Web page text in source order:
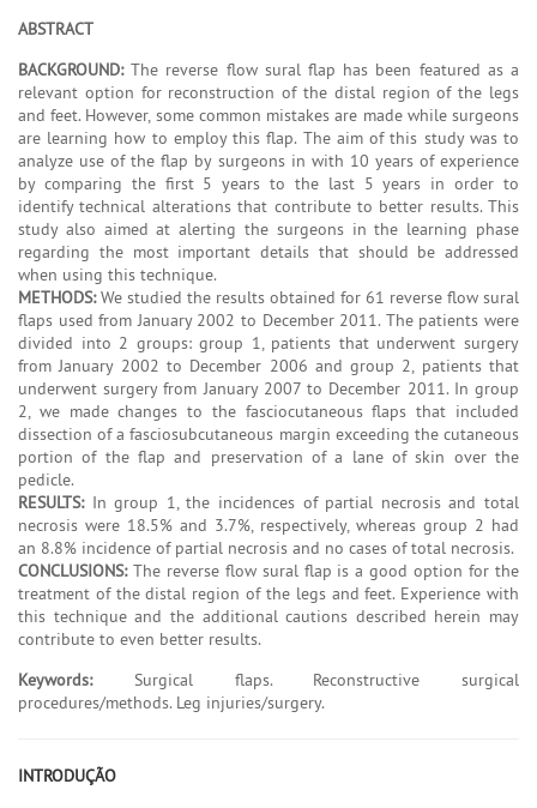
ABSTRACT
BACKGROUND:The reverse flow sural flap has been featured as a
relevant option for reconstruction of the distal region of the legs
and feet. However, some common mistakes are made while surgeons
are learning how to employ this flap. The aim of this study was to
analyze use of the flap by surgeons in with 10 years of experience
by comparing the first 5 years to the last 5 years in order to
identify technical alterations that contribute to better results. This
study also aimed at alerting the surgeons in the learning phase
regarding the most important details that should be addressed
when using this technique.
METHODS:We studied the results obtained for 61 reverse flow sural
flaps used from January 2002 to December 2011. The patients were
divided into 2 groups: group 1, patients that underwent surgery
from January 2002 to December 2006 and group 2, patients that
underwent surgery from January 2007 to December 2011. In group
2, we made changes to the fasciocutaneous flaps that included
dissection of a fasciosubcutaneous margin exceeding the cutaneous
portion of the flap and preservation of a lane of skin over the
pedicle.
RESULTS:In group 1, the incidences of partial necrosis and total
necrosis were 18.5% and 3.7%, respectively, whereas group 2 had
an 8.8% incidence of partial necrosis and no cases of total necrosis.
CONCLUSIONS:The reverse flow sural flap is a good option for the
treatment of the distal region of the legs and feet. Experience with
this technique and the additional cautions described herein may
contribute to even better results.
Keywords:Surgical flaps. Reconstructive surgical
procedures/methods. Leg injuries/surgery.
INTRODUÇÃO